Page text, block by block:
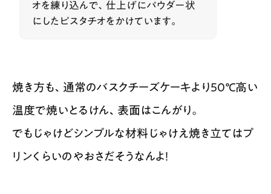
オを練り込んで、仕上げにパウダー状
にしたピスタチオをかけています。
焼き方も、通常のバスクチーズケーキより50℃高い
温度で焼いとるけん、表面はこんがり。
でもじゃけどシンプルな材料じゃけえ焼き立てはプ
リンくらいのやおさだそうなんよ！